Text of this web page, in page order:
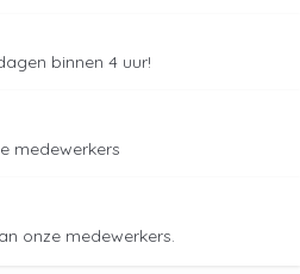
binnen 4 uur!
medewerkers
onze medewerkers.